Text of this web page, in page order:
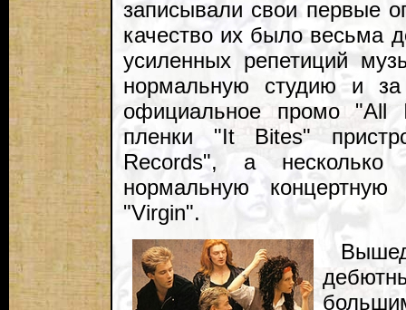
записывали свои первые
качество их было весьма
усиленных репетиций
нормальную студию и
официальное промо
пленки "It Bites"
Records", а несколько
нормальную
"Virgin".